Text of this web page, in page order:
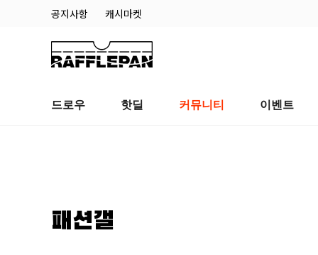
공지사항 캐시마켓
드로우 핫딜 커뮤니티 이벤트
패션갤